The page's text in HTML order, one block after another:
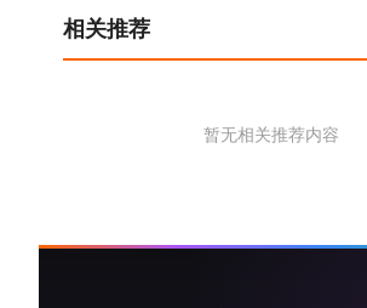
相关推荐
暂无相关推荐内容